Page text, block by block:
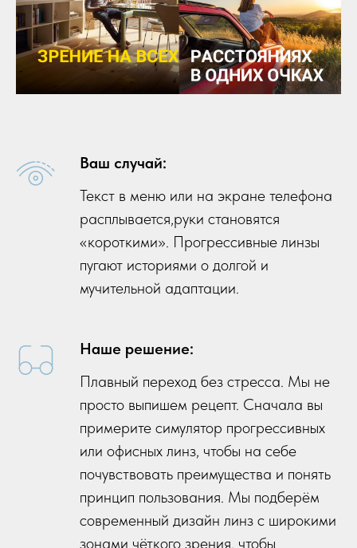
Ваш случай:
Текст в меню или на экране телефона
расплывается,руки становятся
«короткими». Прогрессивные линзы
пугают историями о долгой и
мучительной адаптации.
Наше решение:
Плавный переход без стресса. Мы не
просто выпишем рецепт. Сначала вы
примерите симулятор прогрессивных
или офисных линз, чтобы на себе
почувствовать преимущества и понять
принцип пользования. Мы подберём
современный дизайн линз с широкими
зонами чёткого зрения, чтобы